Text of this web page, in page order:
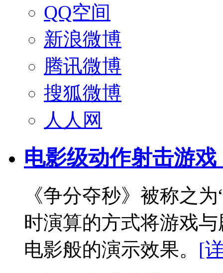
QQ空间
新浪微博
腾讯微博
搜狐微博
人人网
电影级动作射击游
《争分夺秒》被称之
时演算的方式将游戏
电影般的演示效果。 [